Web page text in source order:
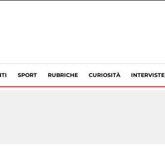
SPORT RUBRICHE CURIOSITÀ INTERVISTE